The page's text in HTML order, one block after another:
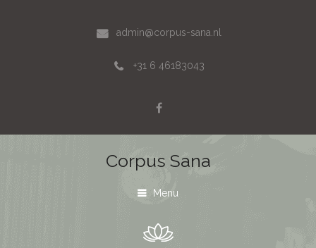
admin@corpus-sana.nl
+31 6 46183043
Corpus Sana
Menu